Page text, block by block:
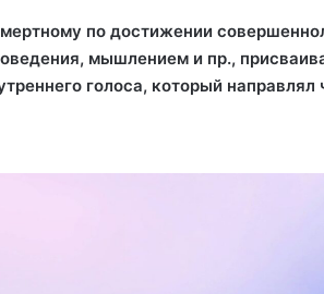
по достижении
мышлением и пр.,
голоса, который направлял